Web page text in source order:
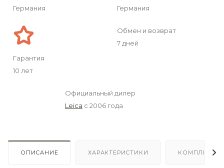
Германия
Германия
Гарантия
10 лет
Обмен и возврат
7 дней
Официальный дилер
Leica с 2006 года
ОПИСАНИЕ ХАРАКТЕРИСТИКИ